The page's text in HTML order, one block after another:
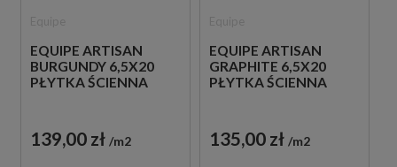
EQUIPE ARTISAN
BURGUNDY 6,5X20
PŁYTKA ŚCIENNA
139,00 zł m2
EQUIPE ARTISAN
GRAPHITE 6,5X20
PŁYTKA ŚCIENNA
135,00 zł m2